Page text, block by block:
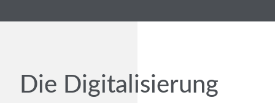
Die Digitalisierung